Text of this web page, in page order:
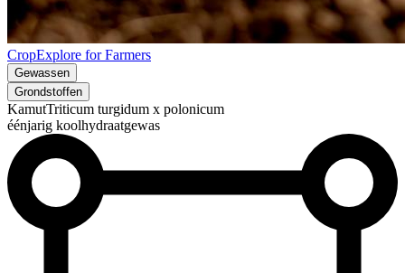
CropExplore for Farmers
Gewassen
Grondstoffen
KamutTriticum turgidum x polonicum
éénjarig koolhydraatgewas